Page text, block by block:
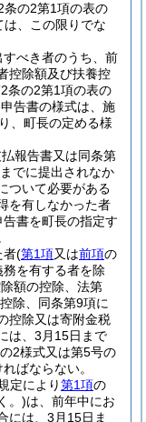
条の2第1項の表の
は、この限りでな
べき者のうち、前
控除額及び扶養控
条の2第1項の表の
告書の様式は、施
、町長の定める様
報告書又は同条第
でに提出されなか
ついて必要がある
を有しなかった者
告書を町長の指定す
者(第1項又は前項の
を有する者を除
額の控除、法第
除、同条第9項に
控除又は寄附金税
は、3月15日まで
2様式又は第5号の
ばならない。
定により第1項の
。)は、前年中にお
には、3月15日ま